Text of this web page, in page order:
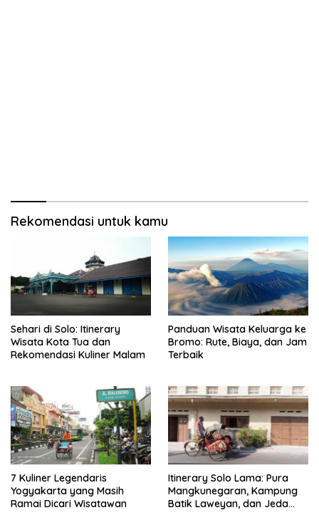
Rekomendasi untuk kamu
Sehari di Solo: Itinerary
Wisata Kota Tua dan
Rekomendasi Kuliner Malam
Panduan Wisata Keluarga ke
Bromo: Rute, Biaya, dan Jam
Terbaik
7 Kuliner Legendaris
Yogyakarta yang Masih
Ramai Dicari Wisatawan
Itinerary Solo Lama: Pura
Mangkunegaran, Kampung
Batik Laweyan, dan Jeda